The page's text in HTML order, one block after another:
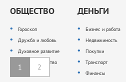
1 2
ОБЩЕСТВО
Гороскоп
Дружба и любовь
Духовное развитие
Законодательство
ДЕНЬГИ
Бизнес и работа
Недвижимость
Покупки
Транспорт
Финансы